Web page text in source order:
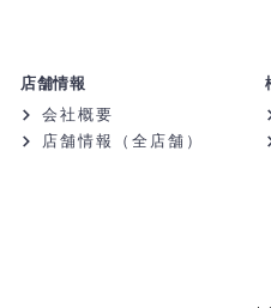
店舗情報
会社概要
店舗情報（全店舗）